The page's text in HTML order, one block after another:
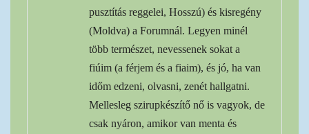
pusztítás reggelei, Hosszú) és kisregény
(Moldva) a Forumnál. Legyen minél
több természet, nevessenek sokat a
fiúim (a férjem és a fiaim), és jó, ha van
időm edzeni, olvasni, zenét hallgatni.
Mellesleg szirupkészítő nő is vagyok, de
csak nyáron, amikor van menta és